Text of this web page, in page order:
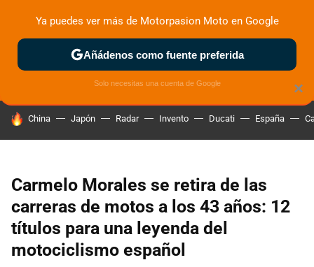
ZONA DE PRUEBAS DEPORTIVAS MOTOS ELÉCTRICAS
HOY SE HABLA DE
China Japón Radar Invento Ducati España
Carmelo Morales se retira de las
carreras de motos a los 43 años: 12
títulos para una leyenda del
motociclismo español
×
Ya puedes ver más de Motorpasion Moto en Google
Añádenos como fuente preferida
Solo necesitas una cuenta de Google